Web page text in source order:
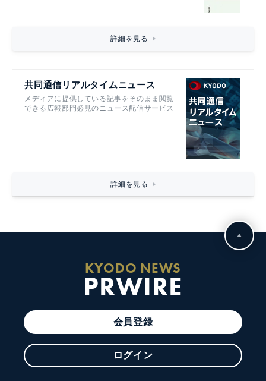
詳細を見る
共同通信リアルタイムニュース
メディアに提供している記事をそのまま閲覧
できる広報部門必見のニュース配信サービス
詳細を見る
KYODO NEWS
PRWIRE
会員登録
ログイン